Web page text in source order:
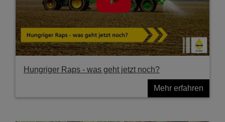
Hungriger Raps - was geht jetzt noch?
Mehr erfahren